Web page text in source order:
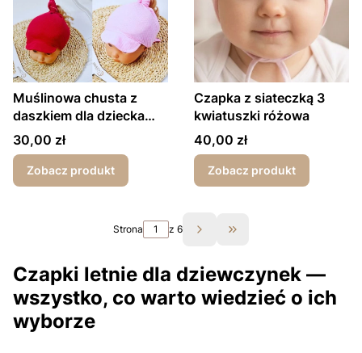
Muślinowa chusta z
daszkiem dla dziecka
gładka dużo kolorów
Cena
30,00 zł
Zobacz produkt
Czapka z siateczką 3
kwiatuszki różowa
Cena
40,00 zł
Zobacz produkt
Strona z 6 Przejdź do ostatniej
Czapki letnie dla dziewczynek —
wszystko, co warto wiedzieć o ich
wyborze